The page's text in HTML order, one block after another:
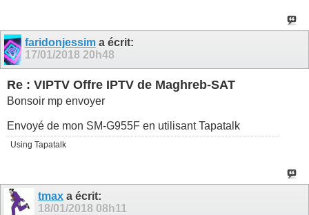
faridonjessima écrit:
17/01/2018 20h48
Re : VIPTV Offre IPTV de Maghreb-SAT
Bonsoir mp envoyer
Envoyé de mon SM-G955F en utilisant Tapatalk
Using Tapatalk
tmax a écrit:
18/01/2018 08h11